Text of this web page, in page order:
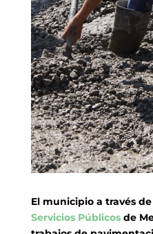
El municipio a través de
Servicios Públicosde